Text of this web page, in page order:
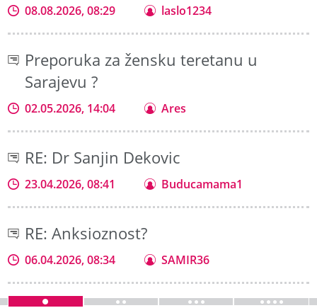
08.08.2026, 08:29 laslo1234
Preporuka za žensku teretanu u
Sarajevu ?
02.05.2026, 14:04 Ares
RE: Dr Sanjin Dekovic
23.04.2026, 08:41 Buducamama1
RE: Anksioznost?
06.04.2026, 08:34 SAMIR36